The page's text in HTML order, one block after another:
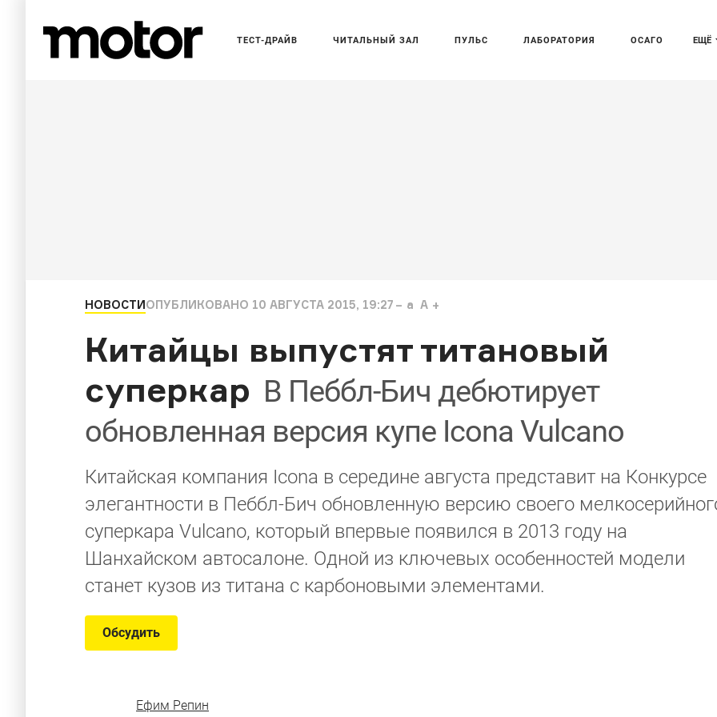
ЕЩЁ
ТЕСТ-ДРАЙВ ЧИТАЛЬНЫЙ ЗАЛ ПУЛЬС ЛАБОРАТОРИЯ ОСАГО
НОВОСТИОПУБЛИКОВАНО 10 АВГУСТА 2015, 19:27 a A
Китайцы выпустят титановый
суперкар В Пеббл-Бич дебютирует
обновленная версия купе Icona Vulcano
Китайская компания Icona в середине августа представит на Конкурсе
элегантности в Пеббл-Бич обновленную версию своего
суперкара Vulcano, который впервые появился в 2013 году на
Шанхайском автосалоне. Одной из ключевых особенностей модели
станет кузов из титана с карбоновыми элементами.
Обсудить
Ефим Репин